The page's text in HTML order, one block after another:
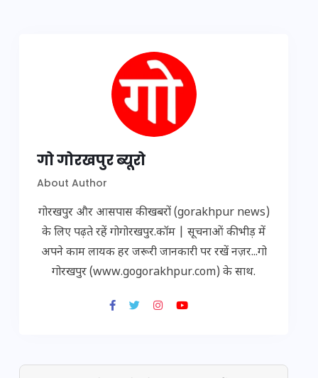
गो गोरखपुर ब्यूरो
About Author
गोरखपुर और आसपास की खबरों (gorakhpur news)
के लिए पढ़ते रहें गोगोरखपुर.कॉम | सूचनाओं की भीड़ में
अपने काम लायक हर जरूरी जानकारी पर रखें नज़र...गो
गोरखपुर (www.gogorakhpur.com) के साथ.